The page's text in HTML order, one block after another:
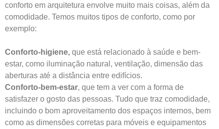
conforto em arquitetura envolve muito mais coisas, além da
comodidade. Temos muitos tipos de conforto, como por
exemplo:
Conforto-higiene, que está relacionado à saúde e bem-
estar, como iluminação natural, ventilação, dimensão das
aberturas até a distância entre edifícios.
Conforto-bem-estar, que tem a ver com a forma de
satisfazer o gosto das pessoas. Tudo que traz comodidade,
incluindo o bom aproveitamento dos espaços internos, bem
como as dimensões corretas para móveis e equipamentos